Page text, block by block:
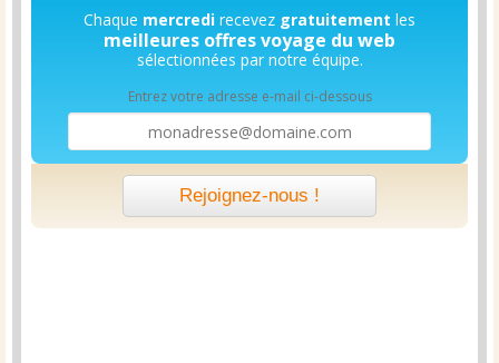
Chaque mercredi recevez gratuitement les
meilleures offres voyage du web
sélectionnées par notre équipe.
Entrez votre adresse e-mail ci-dessous
Rejoignez-nous !